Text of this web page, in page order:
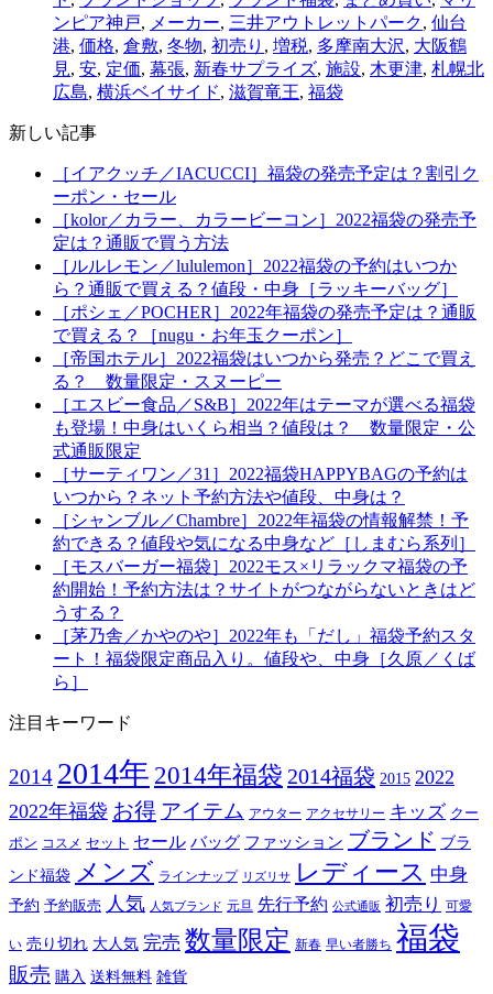
ンピア神戸, メーカー, 三井アウトレットパーク, 仙台
港, 価格, 倉敷, 冬物, 初売り , 増税, 多摩南大沢, 大阪鶴
見, 安, 定価, 幕張, 新春サプライズ, 施設, 木更津, 札幌北
広島, 横浜ベイサイド, 滋賀竜王, 福袋
新しい記事
［イアクッチ／IACUCCI］福袋の発売予定は？割引ク
ーポン・セール
［kolor／カラー、カラービーコン］2022福袋の発売予
定は？通販で買う方法
［ルルレモン／lululemon］2022福袋の予約はいつか
ら？通販で買える？値段・中身［ラッキーバッグ］
［ポシェ／POCHER］2022年福袋の発売予定は？通販
で買える？［nugu・お年玉クーポン］
［帝国ホテル］2022福袋はいつから発売？どこで買え
る？ 数量限定・スヌーピー
［エスビー食品／S&B］2022年はテーマが選べる福袋
も登場！中身はいくら相当？値段は？ 数量限定・公
式通販限定
［サーティワン／31］2022福袋HAPPYBAGの予約は
いつから？ネット予約方法や値段、中身は？
［シャンブル／Chambre］2022年福袋の情報解禁！予
約できる？値段や気になる中身など［しまむら系列］
［モスバーガー福袋］2022モス×リラックマ福袋の予
約開始！予約方法は？サイトがつながらないときはど
うする？
［茅乃舎／かやのや］2022年も「だし」福袋予約スタ
ート！福袋限定商品入り。値段や、中身［久原／くば
ら］
注目キーワード
2014 2014年 2014年福袋 2014福袋 2015 2022
2022年福袋 お得 アイテム アウター アクセサリー キッズ クー
ポン コスメ セット セール バッグ ファッション ブランド ブラ
ンド福袋 メンズ ラインナップ リズリサ レディース 中身
予約 予約販売 人気 人気ブランド 元旦 先行予約 公式通販 初売り 可愛
い 売り切れ 大人気 完売 数量限定 新春 早い者勝ち 福袋
販売 購入 送料無料 雑貨